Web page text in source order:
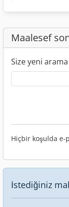
Maalesef
Size yeni
Hiçbir koşulda e-
İstediğiniz